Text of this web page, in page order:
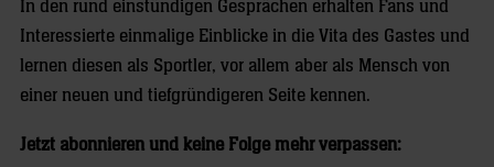
In den rund einstündigen Gesprächen erhalten Fans und
Interessierte einmalige Einblicke in die Vita des Gastes und
lernen diesen als Sportler, vor allem aber als Mensch von
einer neuen und tiefgründigeren Seite kennen.
Jetzt abonnieren und keine Folge mehr verpassen: